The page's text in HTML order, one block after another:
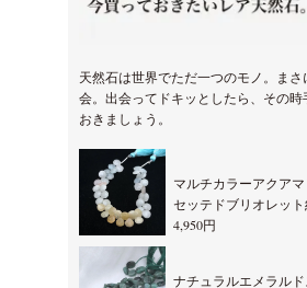
天然石は世界でただ一つのモノ。まさ
会。出会ってドキッとしたら、その時
おきましょう。
マルチカラーアクア
セッテドブリオレット
4,950円
ナチュラルエメラル